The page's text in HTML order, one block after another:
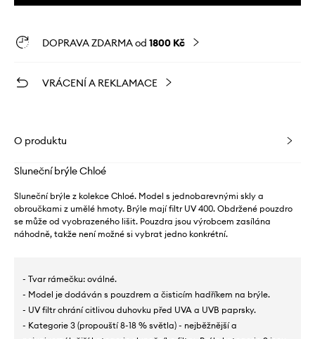
DOPRAVA ZDARMA od 1800 Kč
VRÁCENÍ A REKLAMACE
O produktu
Sluneční brýle Chloé
Sluneční brýle z kolekce Chloé. Model s jednobarevnými skly a
obroučkami z umělé hmoty. Brýle mají filtr UV 400. Obdržené pouzdro
se může od vyobrazeného lišit. Pouzdra jsou výrobcem zasílána
náhodně, takže není možné si vybrat jedno konkrétní.
- Tvar rámečku: oválné.
- Model je dodáván s pouzdrem a čisticím hadříkem na brýle.
- UV filtr chrání citlivou duhovku před UVA a UVB paprsky.
- Kategorie 3 (propouští 8-18 % světla) - nejběžnější a